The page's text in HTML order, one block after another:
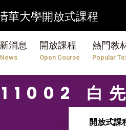
華大學開放式課程
消息
News
開放課程
Open Course
熱門教
Popular
11002 白
開放式課